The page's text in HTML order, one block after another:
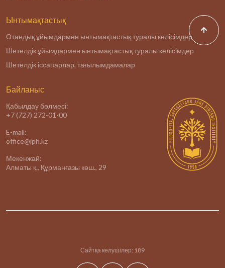
Ынтымақтастық
Отандық ұйымдармен ынтымақтастық туралы келісімдер
Шетелдік ұйымдармен ынтымақтастық туралы келісімдер
Шетелдік іссапарлар, тағылымдамалар
Байланыс
Қабылдау бөлмесі:
+7 (727) 272-01-00
E-mail:
office@iph.kz
Мекенжай:
Алматы қ., Құрманғазы көш., 29
Сайтқа келушілер: 189